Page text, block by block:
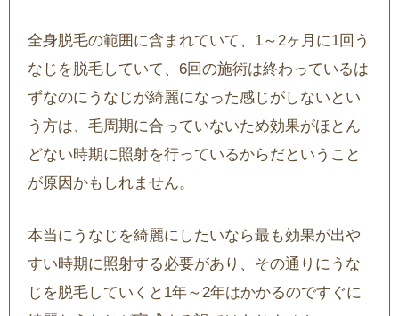
全身脱毛の範囲に含まれていて、1～2ヶ月に1回う
なじを脱毛していて、6回の施術は終わっているは
ずなのにうなじが綺麗になった感じがしないとい
う方は、毛周期に合っていないため効果がほとん
どない時期に照射を行っているからだということ
が原因かもしれません。
本当にうなじを綺麗にしたいなら最も効果が出や
すい時期に照射する必要があり、その通りにうな
じを脱毛していくと1年～2年はかかるのですぐに